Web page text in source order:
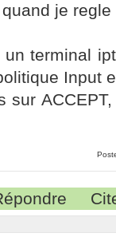
je regle
terminal
Input
sur